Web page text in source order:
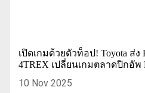
เปิดเกมด้วยตัวท็อป! Toyota ส่ง
4TREX เปลี่ยนเกมตลาดปิกอัพ
10 Nov 2025